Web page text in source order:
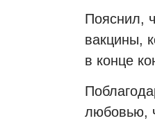
Пояснил,
вакцины,
в конце
любовью,